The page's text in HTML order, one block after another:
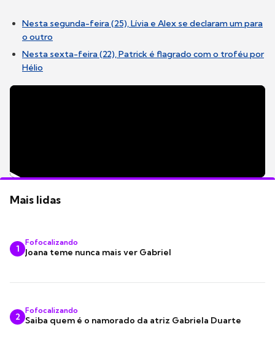
Nesta segunda-feira (25), Lívia e Alex se declaram um para
o outro
Nesta sexta-feira (22), Patrick é flagrado com o troféu por
Hélio
Mais lidas
1
Fofocalizando
Joana teme nunca mais ver Gabriel
2
Fofocalizando
Saiba quem é o namorado da atriz Gabriela Duarte